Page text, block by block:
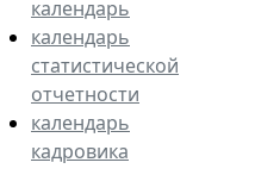
календарь
календарь
статистической
отчетности
календарь
кадровика